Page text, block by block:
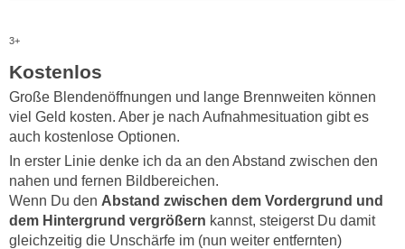
3+
Kostenlos
Große Blendenöffnungen und lange Brennweiten können
viel Geld kosten. Aber je nach Aufnahmesituation gibt es
auch kostenlose Optionen.
In erster Linie denke ich da an den Abstand zwischen den
nahen und fernen Bildbereichen.
Wenn Du den Abstand zwischen dem Vordergrund und
dem Hintergrund vergrößern kannst, steigerst Du damit
gleichzeitig die Unschärfe im (nun weiter entfernten)